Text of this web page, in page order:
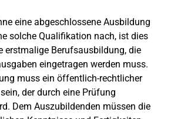
eine abgeschlossene Ausbildung
solche Qualifikation nach, ist dies
erstmalige Berufsausbildung, die
eingetragen werden muss.
muss ein öffentlich-rechtlicher
der durch eine Prüfung
Dem Auszubildenden müssen die